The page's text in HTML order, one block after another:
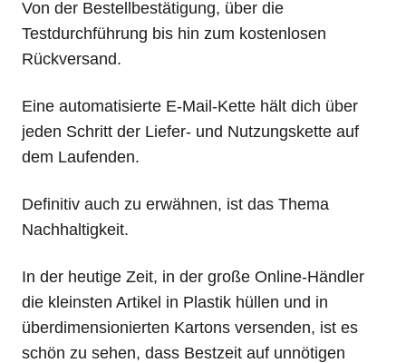
Von der Bestellbestätigung, über die
Testdurchführung bis hin zum kostenlosen
Rückversand.
Eine automatisierte E-Mail-Kette hält dich über
jeden Schritt der Liefer- und Nutzungskette auf
dem Laufenden.
Definitiv auch zu erwähnen, ist das Thema
Nachhaltigkeit.
In der heutige Zeit, in der große Online-Händler
die kleinsten Artikel in Plastik hüllen und in
überdimensionierten Kartons versenden, ist es
schön zu sehen, dass Bestzeit auf unnötigen